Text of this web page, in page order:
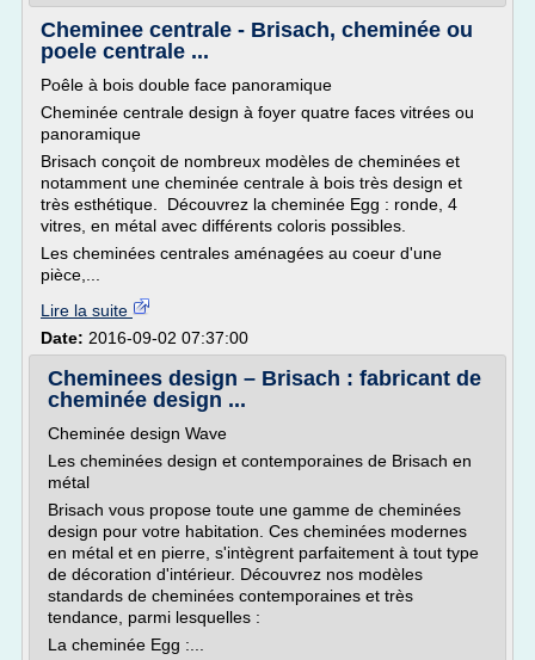
Cheminee centrale - Brisach, cheminée ou
poele centrale ...
Poêle à bois double face panoramique
Cheminée centrale design à foyer quatre faces vitrées ou
panoramique
Brisach conçoit de nombreux modèles de cheminées et
notamment une cheminée centrale à bois très design et
très esthétique. Découvrez la cheminée Egg : ronde, 4
vitres, en métal avec différents coloris possibles.
Les cheminées centrales aménagées au coeur d'une
pièce,...
Lire la suite
Date: 2016-09-02 07:37:00
Cheminees design – Brisach : fabricant de
cheminée design ...
Cheminée design Wave
Les cheminées design et contemporaines de Brisach en
métal
Brisach vous propose toute une gamme de cheminées
design pour votre habitation. Ces cheminées modernes
en métal et en pierre, s'intègrent parfaitement à tout type
de décoration d'intérieur. Découvrez nos modèles
standards de cheminées contemporaines et très
tendance, parmi lesquelles :
La cheminée Egg :...